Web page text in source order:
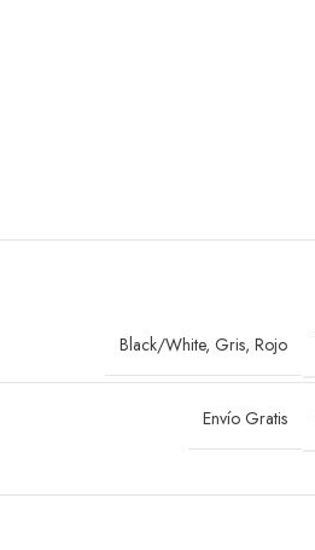
Black/White, Gris, Rojo
Envío Gratis